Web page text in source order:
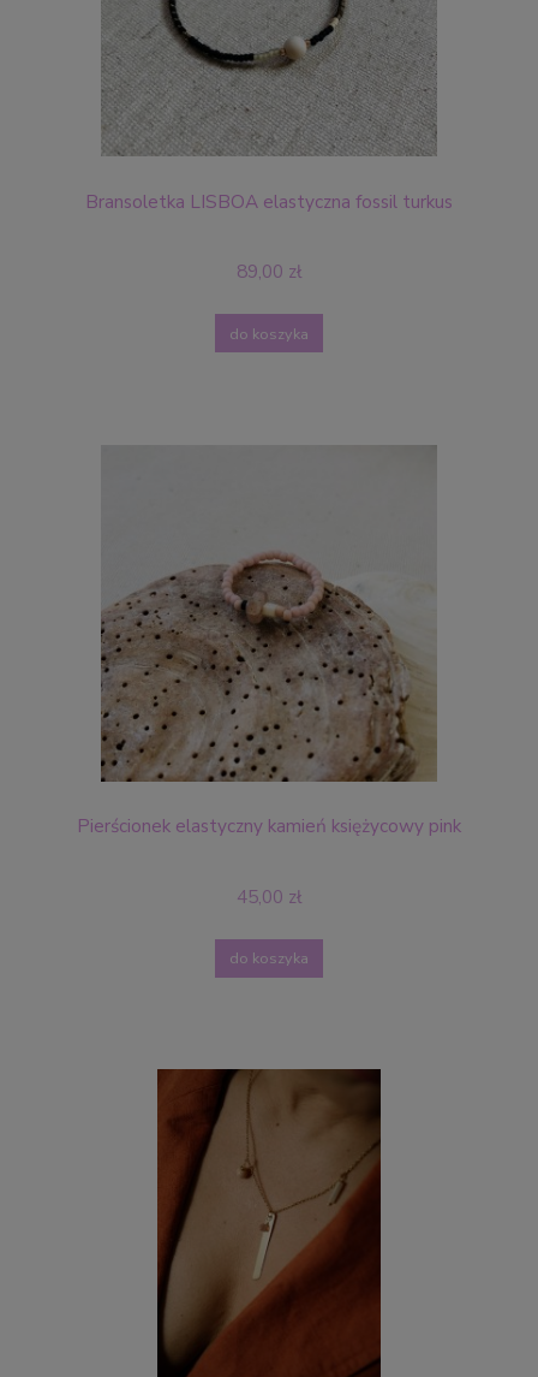
Bransoletka LISBOA elastyczna fossil turkus
89,00 zł
do koszyka
Pierścionek elastyczny kamień księżycowy pink
45,00 zł
do koszyka